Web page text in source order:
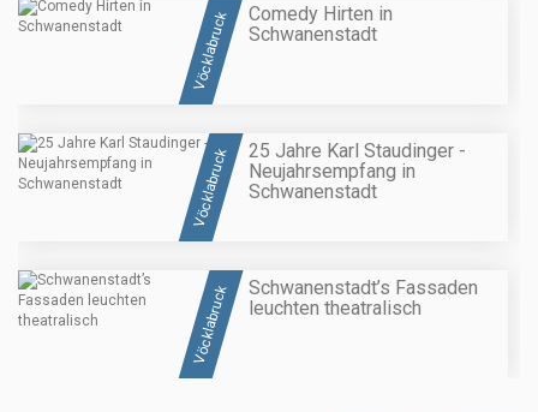
Vöcklabruck
Comedy Hirten in
Schwanenstadt
Vöcklabruck
25 Jahre Karl Staudinger -
Neujahrsempfang in
Schwanenstadt
Vöcklabruck
Schwanenstadt’s Fassaden
leuchten theatralisch